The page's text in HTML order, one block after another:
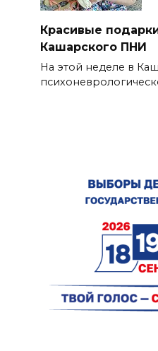
Красивые
Кашарского ПНИ
На этой неделе в